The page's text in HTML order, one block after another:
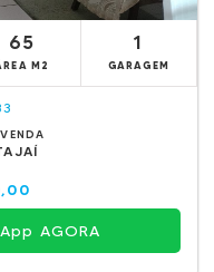
65
M2
1
GARAGEM
AGORA